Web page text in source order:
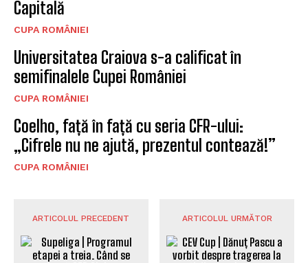
Capitală
CUPA ROMÂNIEI
Universitatea Craiova s-a calificat în
semifinalele Cupei României
CUPA ROMÂNIEI
Coelho, față în față cu seria CFR-ului:
„Cifrele nu ne ajută, prezentul contează!”
CUPA ROMÂNIEI
ARTICOLUL PRECEDENT ARTICOLUL URMĂTOR